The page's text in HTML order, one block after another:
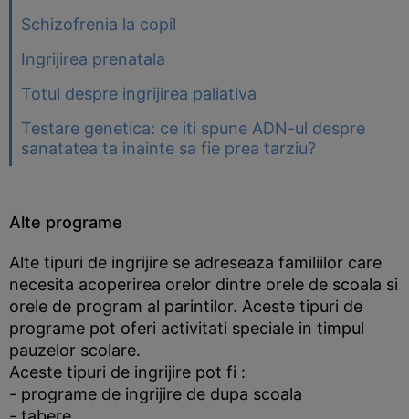
Schizofrenia la copil
Ingrijirea prenatala
Totul despre ingrijirea paliativa
Testare genetica: ce iti spune ADN-ul despre
sanatatea ta inainte sa fie prea tarziu?
Alte programe
Alte tipuri de ingrijire se adreseaza familiilor care
necesita acoperirea orelor dintre orele de scoala si
orele de program al parintilor. Aceste tipuri de
programe pot oferi activitati speciale in timpul
pauzelor scolare.
Aceste tipuri de ingrijire pot fi :
- programe de ingrijire de dupa scoala